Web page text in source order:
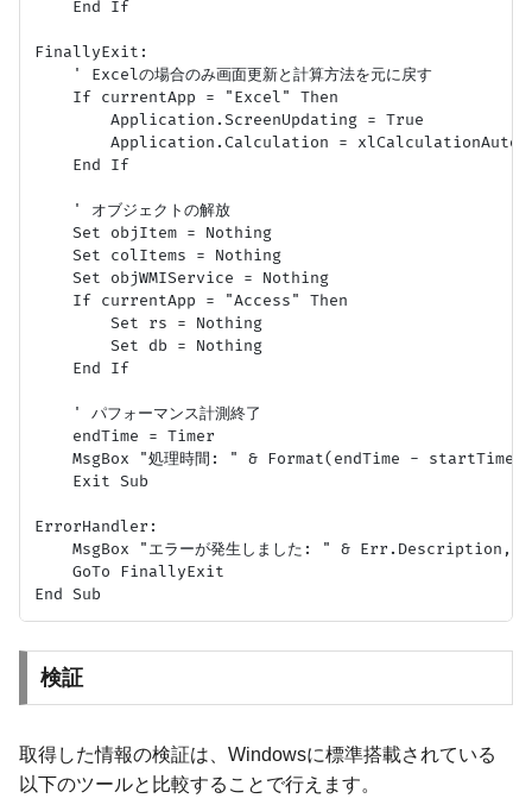
    End If
FinallyExit:
    ' Excelの場合のみ画面更新と計算方法を元に戻す
    If currentApp = "Excel" Then
        Application.ScreenUpdating = True
Application.Calculation =
    End If
    ' オブジェクトの解放
    Set objItem = Nothing
    Set colItems = Nothing
    Set objWMIService = Nothing
    If currentApp = "Access" Then
        Set rs = Nothing
        Set db = Nothing
    End If
    ' パフォーマンス計測終了
    endTime = Timer
MsgBox "処理時間: " & Format(endTime -
    Exit Sub
ErrorHandler:
MsgBox "エラーが発生しました: " & Err.Description,
    GoTo FinallyExit
検証
取得した情報の検証は、Windowsに標準搭載されている
以下のツールと比較することで行えます。